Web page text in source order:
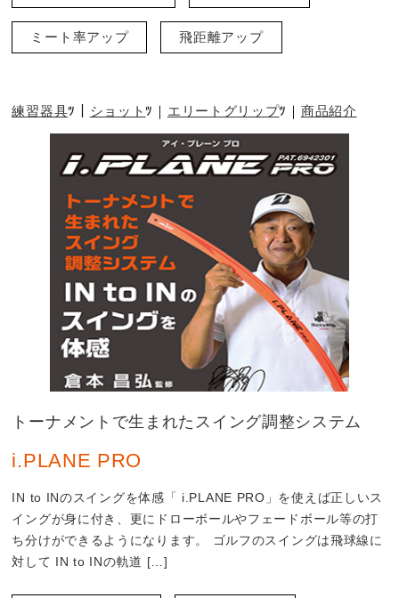
ミート率アップ 飛距離アップ
練習器具 ショット エリートグリップ 商品紹介
トーナメントで生まれたスイング調整システム
i.PLANE PRO
IN to INのスイングを体感「 i.PLANE PRO」を使えば正しいス
イングが身に付き、更にドローボールやフェードボール等の打
ち分けができるようになります。 ゴルフのスイングは飛球線に
対して IN to INの軌道 […]